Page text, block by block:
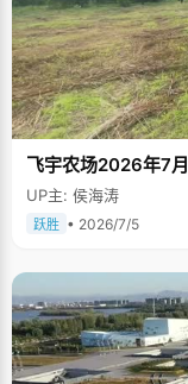
飞宇农场2026年7
UP主: 侯海涛
跃胜 • 2026/7/5